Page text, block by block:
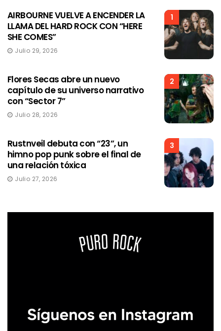
1
AIRBOURNE VUELVE A ENCENDER LA
LLAMA DEL HARD ROCK CON “HERE
SHE COMES”
Julio 29, 2026
2
Flores Secas abre un nuevo
capítulo de su universo narrativo
con “Sector 7”
Julio 28, 2026
3
Rustnveil debuta con “23”, un
himno pop punk sobre el final de
una relación tóxica
Julio 27, 2026